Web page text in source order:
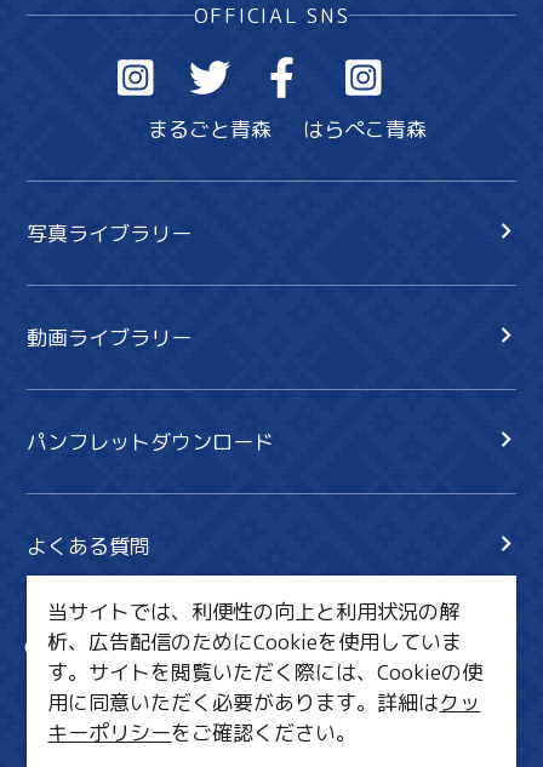
OFFICIAL SNS
まるごと青森 はらぺこ青森
写真ライブラリー
動画ライブラリー
パンフレットダウンロード
よくある質問
サイト内検索
共有
行きたいリスト
当サイトでは、利便性の向上と利用状況の解
析、広告配信のためにCookieを使用していま
す。サイトを閲覧いただく際には、Cookieの使
用に同意いただく必要があります。詳細はクッ
キーポリシーをご確認ください。